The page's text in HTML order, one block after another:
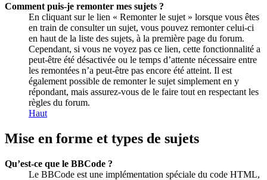
Comment puis-je remonter mes sujets ?
En cliquant sur le lien « Remonter le sujet » lorsque vous êtes
en train de consulter un sujet, vous pouvez remonter celui-ci
en haut de la liste des sujets, à la première page du forum.
Cependant, si vous ne voyez pas ce lien, cette fonctionnalité a
peut-être été désactivée ou le temps d’attente nécessaire entre
les remontées n’a peut-être pas encore été atteint. Il est
également possible de remonter le sujet simplement en y
répondant, mais assurez-vous de le faire tout en respectant les
règles du forum.
Haut
Mise en forme et types de sujets
Qu’est-ce que le BBCode ?
Le BBCode est une implémentation spéciale du code HTML,